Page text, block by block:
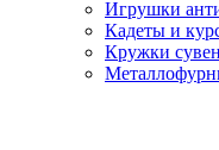
Игрушки
Кадеты и
Кружки